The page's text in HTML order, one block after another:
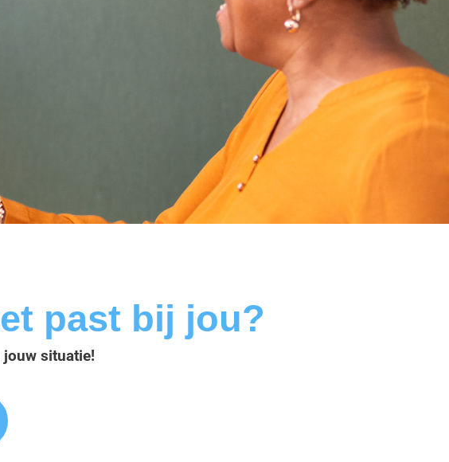
past bij jou?
situatie!